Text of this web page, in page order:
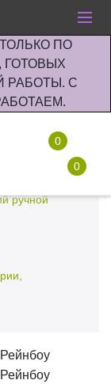
ПО
РАБОТЫ. С
0
0
ручной